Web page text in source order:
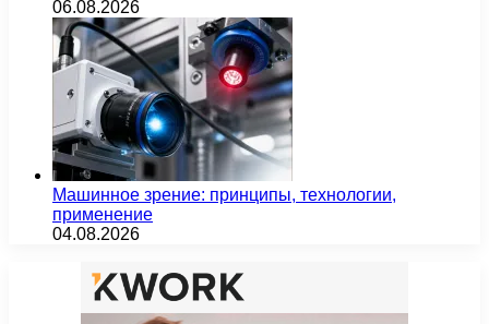
06.08.2026
Машинное зрение: принципы, технологии,
применение
04.08.2026